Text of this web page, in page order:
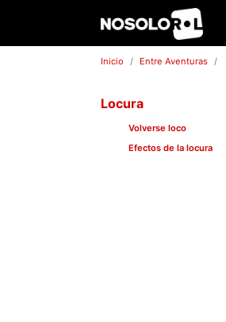
Inicio Entre Aventuras
Locura
Volverse loco
Efectos de la locura